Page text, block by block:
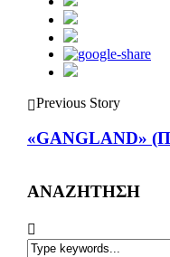
Previous Story
«GANGLAND»
ΑΝΑΖΗΤΗΣΗ